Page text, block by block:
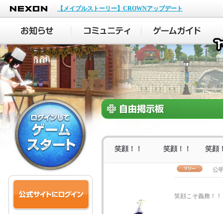
NEXON
【メイプルストーリー】CROWNアップデート
笑顔！！ 笑顔！！ 笑顔
公
笑顔こそ義務！